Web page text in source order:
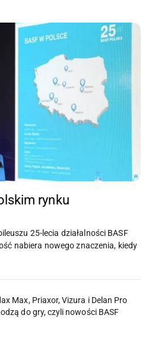
rynku
25-lecia działalności BASF
nabiera nowego znaczenia, kiedy
Max, Priaxor, Vizura i Delan Pro
do gry, czyli nowości BASF